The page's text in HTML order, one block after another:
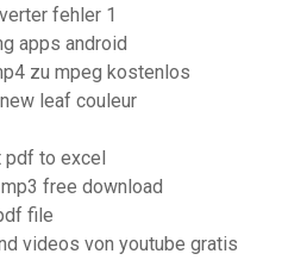
fehler 1
apps android
zu mpeg kostenlos
leaf couleur
to excel
free download
file
videos von youtube gratis